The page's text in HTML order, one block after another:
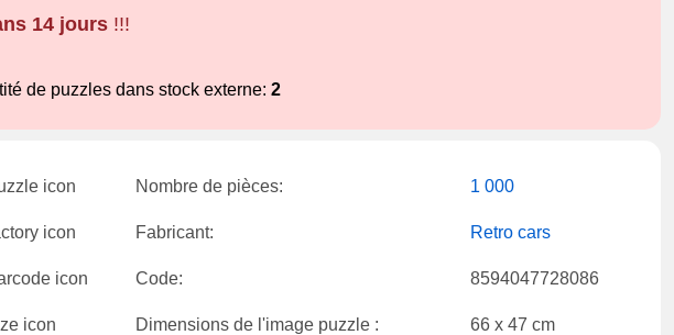
14 jours !!!
de puzzles dans stock externe: 2
Nombre de pièces: 1 000
Fabricant: Retro cars
Code: 8594047728086
Dimensions de l'image puzzle : 66 x 47 cm